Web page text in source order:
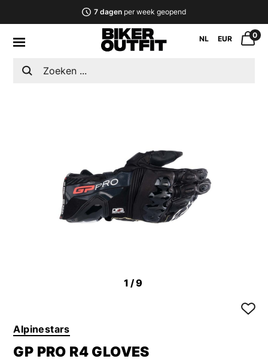
7 dagenper week geopend
NL EUR 0
1 /9
Alpinestars
GP PRO R4 GLOVES